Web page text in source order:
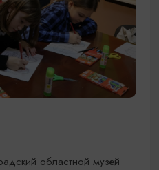
областной музей